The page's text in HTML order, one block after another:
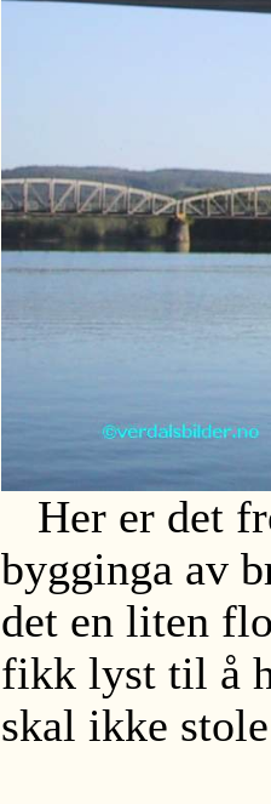
Her er det
bygginga av
det en liten
fikk lyst til å
skal ikke